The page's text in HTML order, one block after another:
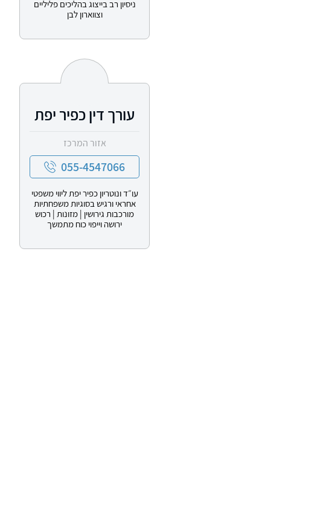
ניסיון רב בייצוג בהליכים פליליים
וצווארון לבן
עורך דין כפיר יפת
אזור המרכז
055-4547066
עו״ד ונוטריון כפיר יפת ליווי משפטי
אחראי ורגיש בסוגיות משפחתיות
מורכבות גירושין | מזונות | רכוש
ירושה וייפוי כוח מתמשך